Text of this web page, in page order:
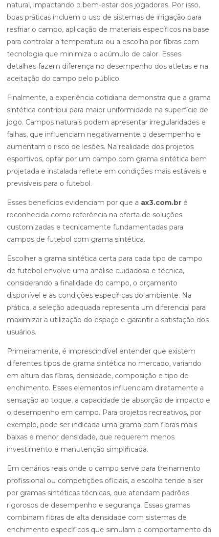
natural, impactando o bem-estar dos jogadores. Por isso,
boas práticas incluem o uso de sistemas de irrigação para
resfriar o campo, aplicação de materiais específicos na base
para controlar a temperatura ou a escolha por fibras com
tecnologia que minimiza o acúmulo de calor. Esses
detalhes fazem diferença no desempenho dos atletas e na
aceitação do campo pelo público.
Finalmente, a experiência cotidiana demonstra que a grama
sintética contribui para maior uniformidade na superfície de
jogo. Campos naturais podem apresentar irregularidades e
falhas, que influenciam negativamente o desempenho e
aumentam o risco de lesões. Na realidade dos projetos
esportivos, optar por um campo com grama sintética bem
projetada e instalada reflete em condições mais estáveis e
previsíveis para o futebol.
Esses benefícios evidenciam por que a ax3.com.br é
reconhecida como referência na oferta de soluções
customizadas e tecnicamente fundamentadas para
campos de futebol com grama sintética.
Escolher a grama sintética certa para cada tipo de campo
de futebol envolve uma análise cuidadosa e técnica,
considerando a finalidade do campo, o orçamento
disponível e as condições específicas do ambiente. Na
prática, a seleção adequada representa um diferencial para
maximizar a utilização do espaço e garantir a satisfação dos
usuários.
Primeiramente, é imprescindível entender que existem
diferentes tipos de grama sintética no mercado, variando
em altura das fibras, densidade, composição e tipo de
enchimento. Esses elementos influenciam diretamente a
sensação ao toque, a capacidade de absorção de impacto e
o desempenho em campo. Para projetos recreativos, por
exemplo, pode ser indicada uma grama com fibras mais
baixas e menor densidade, que requerem menos
investimento e manutenção simplificada.
Em cenários reais onde o campo serve para treinamento
profissional ou competições oficiais, a escolha tende a ser
por gramas sintéticas técnicas, que atendam padrões
rigorosos de desempenho e segurança. Essas gramas
combinam fibras de alta densidade com sistemas de
enchimento específicos que simulam o comportamento da